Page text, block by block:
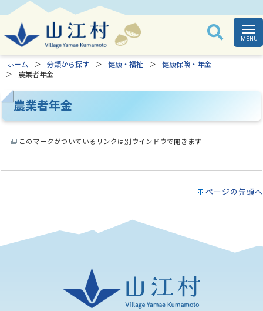
ホーム 分類から探す 健康・福祉
健康保険・年金
農業者年金
農業者年金
このマークがついているリンクは別ウインドウで開きます
ページの先頭へ